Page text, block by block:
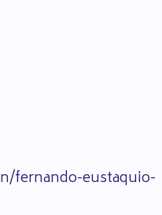
fernando-eustaquio-